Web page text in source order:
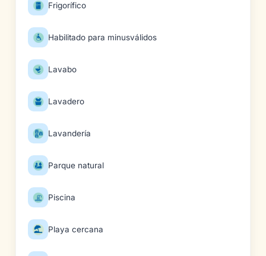
Frigorífico
Habilitado para minusválidos
Lavabo
Lavadero
Lavandería
Parque natural
Piscina
Playa cercana